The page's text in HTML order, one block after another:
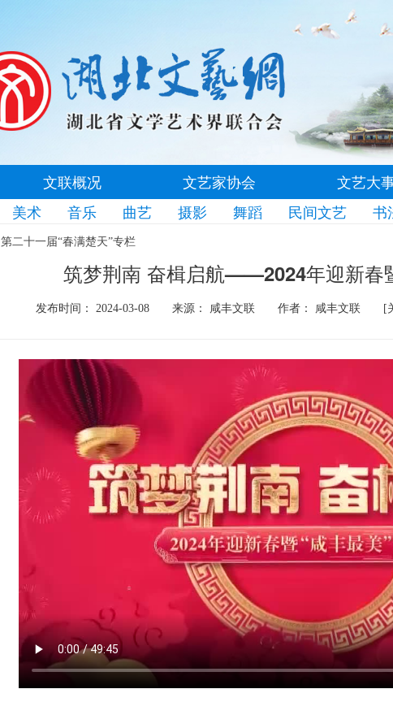
文联概况 文艺家协会 文艺大
美术 音乐 曲艺 摄影 舞蹈 民间文艺 书
第二十一届“春满楚天”专栏
筑梦荆南 奋楫启航——2024年迎新春
发布时间： 2024-03-08 来源： 咸丰文联 作者： 咸丰文联 [